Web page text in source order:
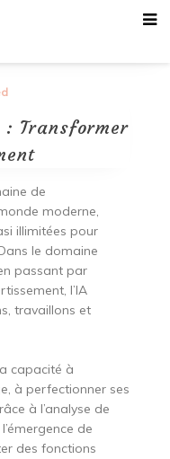
: Transformer
de
moderne,
illimitées pour
le domaine
passant par
l’IA
travaillons et
capacité à
à perfectionner ses
à l’analyse de
de
des fonctions